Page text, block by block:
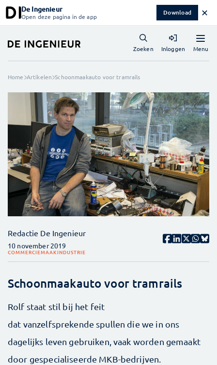
De Ingenieur
Open deze pagina in de app Download ✕
Menu
Zoeken Inloggen
Home Artikelen Schoonmaakauto voor tramrails
Redactie De Ingenieur
10 november 2019
COMMERCIEMAAKINDUSTRIE
Schoonmaakauto voor tramrails
Rolf staat stil bij het feit
dat vanzelfsprekende spullen die we in ons
dagelijks leven gebruiken, vaak worden gemaakt
door gespecialiseerde MKB-bedrijven.